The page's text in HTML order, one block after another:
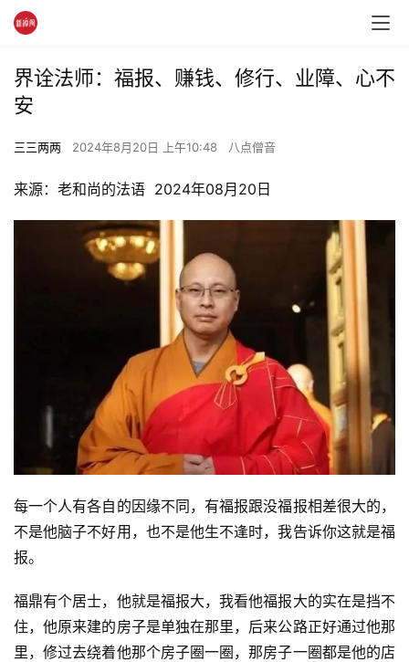
界诠法师：福报、赚钱、修行、业障、心不
安
三三两两 2024年8月20日 上午10:48 八点僧音
来源：老和尚的法语  2024年08月20日
每一个人有各自的因缘不同，有福报跟没福报相差很大的，
不是他脑子不好用，也不是他生不逢时，我告诉你这就是福
报。
福鼎有个居士，他就是福报大，我看他福报大的实在是挡不
住，他原来建的房子是单独在那里，后来公路正好通过他那
里，修过去绕着他那个房子圈一圈，那房子一圈都是他的店